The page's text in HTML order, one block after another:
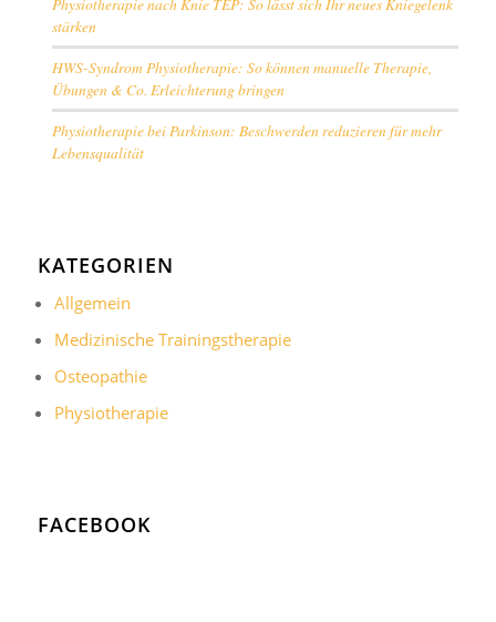
stärken
HWS-Syndrom Physiotherapie: So können manuelle Therapie,
Übungen & Co. Erleichterung bringen
Physiotherapie bei Parkinson: Beschwerden reduzieren für mehr
Lebensqualität
KATEGORIEN
Allgemein
Medizinische Trainingstherapie
Osteopathie
Physiotherapie
FACEBOOK